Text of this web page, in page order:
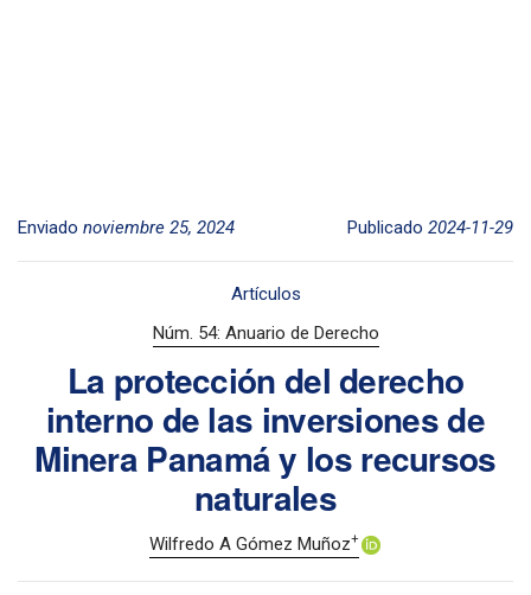
Enviado noviembre 25, 2024 Publicado 2024-11-29
Artículos
Núm. 54: Anuario de Derecho
La protección del derecho
interno de las inversiones de
Minera Panamá y los recursos
naturales
Wilfredo A Gómez Muñoz+